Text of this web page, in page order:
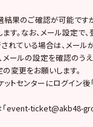
果のご確認が可能です
す。なお、メール設定で
れている場合は、メー
メールの設定を確認のう
変更をお願いします。
トセンターにログイン後
event-ticket@akb48-